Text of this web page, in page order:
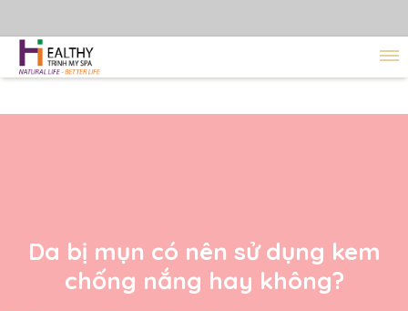
Da bị mụn có nên sử dụng kem
chống nắng hay không?